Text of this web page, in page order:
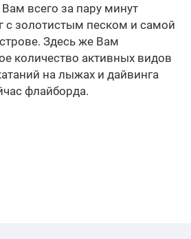
всего за пару минут
с золотистым песком и самой
Здесь же Вам
количество активных видов
на лыжах и дайвинга
флайборда.